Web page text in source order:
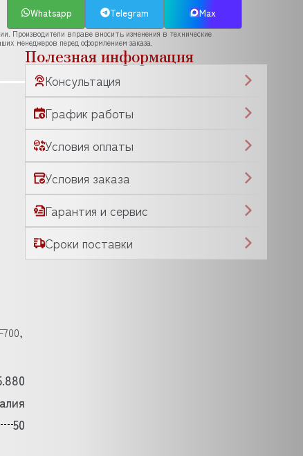
Whatsapp Telegram Max
Производители вправе вносить изменения в технические
менеджеров перед оформлением заказа.
50
Полезная информация
Консультация
График работы
Условия оплаты
Условия заказа
Гарантия и сервис
Сроки поставки